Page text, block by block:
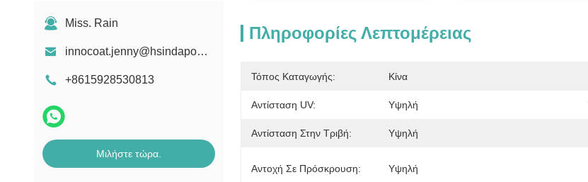
Miss. Rain
innocoat.jenny@hsindapowdercoating.com
+8615928530813
Μιλήστε τώρα.
Πληροφορίες Λεπτομέρειας
Τόπος Καταγωγής: Κίνα
Αντίσταση UV: Υψηλή
Αντίσταση Στην Τριβή: Υψηλή
Αντοχή Σε Πρόσκρουση: Υψηλή